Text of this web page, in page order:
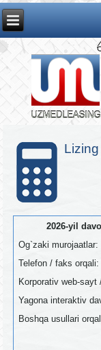
2026-yil
Og`zaki murojaatlar:
Telefon / faks orqali:
Korporativ web-sayt
Yagona interaktiv
Boshqa usullari